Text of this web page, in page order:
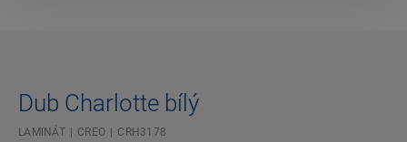
Dub Charlotte bílý
LAMINÁT CREO CRH3178